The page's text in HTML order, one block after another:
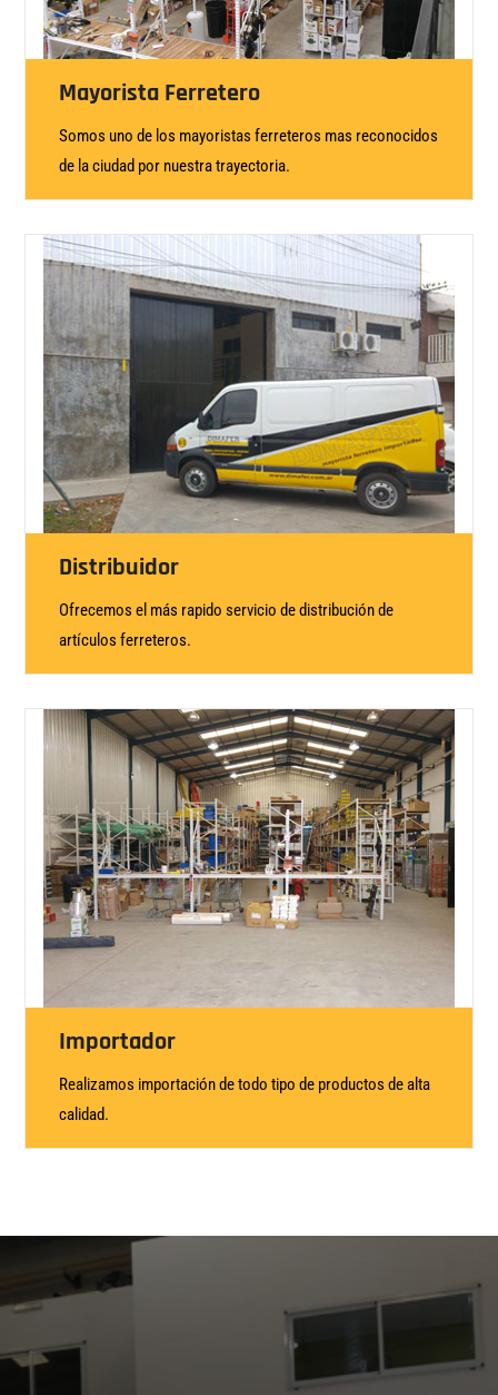
Mayorista Ferretero
Somos uno de los mayoristas ferreteros mas reconocidos
de la ciudad por nuestra trayectoria.
Distribuidor
Ofrecemos el más rapido servicio de distribución de
artículos ferreteros.
Importador
Realizamos importación de todo tipo de productos de alta
calidad.